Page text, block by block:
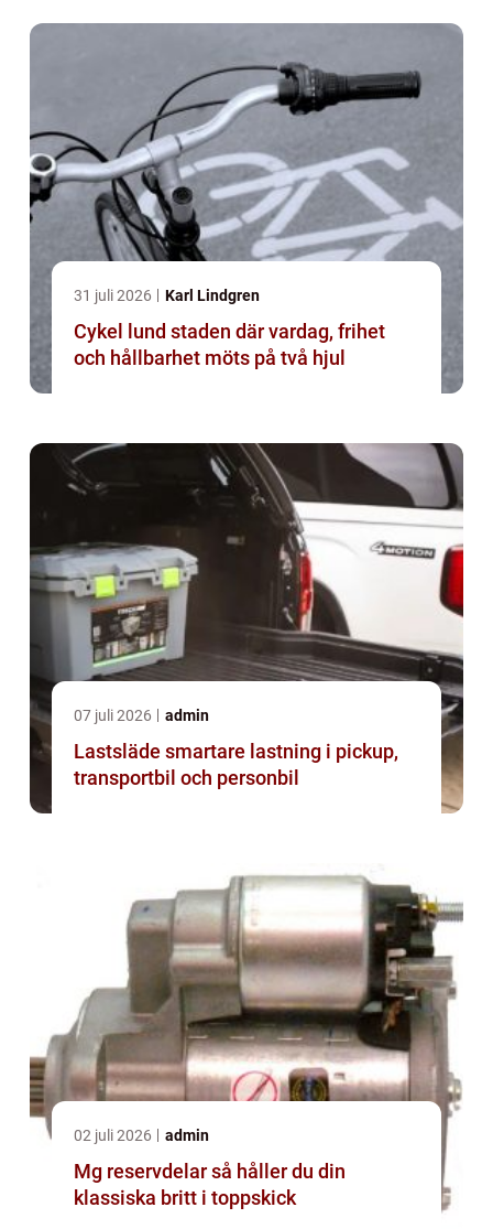
31 juli 2026 Karl Lindgren
Cykel lund staden där vardag, frihet
och hållbarhet möts på två hjul
07 juli 2026 admin
Lastsläde smartare lastning i pickup,
transportbil och personbil
02 juli 2026 admin
Mg reservdelar så håller du din
klassiska britt i toppskick